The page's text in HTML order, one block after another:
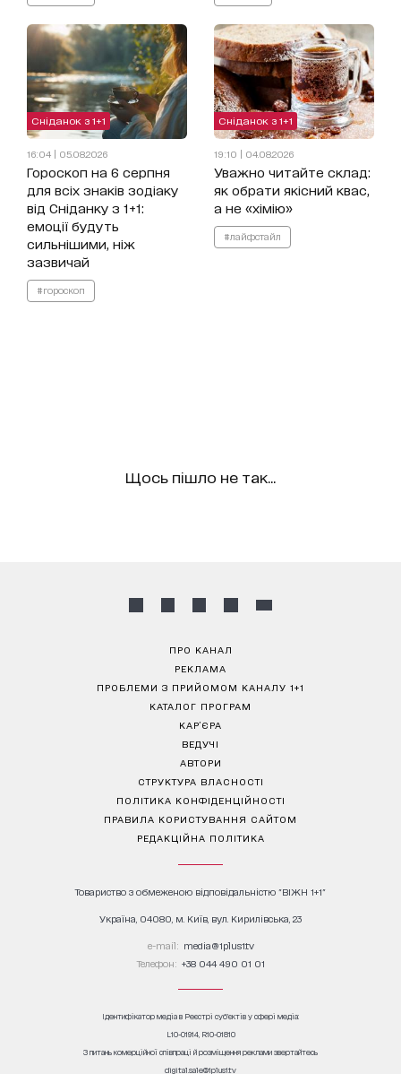
Сніданок з 1+1
16:04 | 05.08.2026
Гороскоп на 6 серпня
для всіх знаків зодіаку
від Сніданку з 1+1:
емоції будуть
сильнішими, ніж
зазвичай
#гороскоп
Сніданок з 1+1
19:10 | 04.08.2026
Уважно читайте склад:
як обрати якісний квас,
а не «хімію»
#лайфстайл
Щось пішло не так...
ПРО КАНАЛ
РЕКЛАМА
ПРОБЛЕМИ З ПРИЙОМОМ КАНАЛУ 1+1
КАТАЛОГ ПРОГРАМ
КАР’ЄРА
ВЕДУЧІ
АВТОРИ
СТРУКТУРА ВЛАСНОСТІ
ПОЛІТИКА КОНФІДЕНЦІЙНОСТІ
ПРАВИЛА КОРИСТУВАННЯ САЙТОМ
РЕДАКЦІЙНА ПОЛІТИКА
Товариство з обмеженою відповідальністю "ВІЖН 1+1"
Україна, 04080, м. Київ, вул. Кирилівська, 23
е-mail: media@1plus1.tv
Телефон: +38 044 490 01 01
Ідентифікатор медіа в Реєстрі суб’єктів у сфері медіа:
L10-01914, R10-01810
З питань комерційної співпраці й розміщення реклами звертайтесь
digital.sale@1plus1.tv